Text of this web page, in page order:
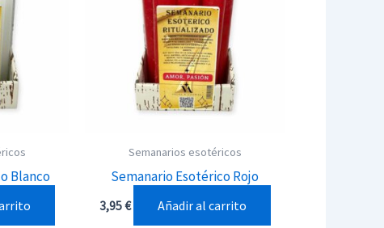
Blanco
Semanarios esotéricos
Semanario Esotérico Rojo
3,95€ Añadir al carrito